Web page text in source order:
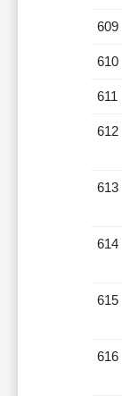
609
610
611
612
613
614
615
616